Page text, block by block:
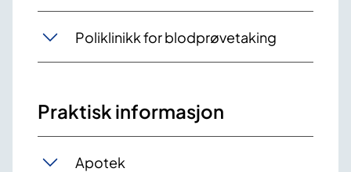
Poliklinikk for blodprøvetaking
Praktisk informasjon
Apotek